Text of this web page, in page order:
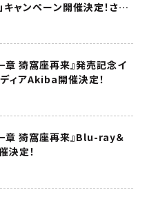
ャンペーン開催決定！さら
の実施も決定！
章 猗窩座再来』発売記念イ
ィアAkiba開催決定！
章 猗窩座再来』Blu-ray＆
決定！